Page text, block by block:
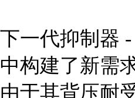
下一代抑制器
中构建了新需
由于其背压耐